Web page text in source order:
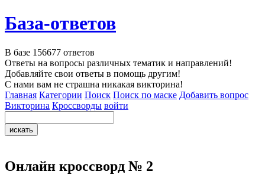
База-ответов
В базе 156677 ответов
Ответы на вопросы различных тематик и направлений!
Добавляйте свои ответы в помощь другим!
С нами вам не страшна никакая викторина!
Главная Категории Поиск Поиск по маске Добавить вопрос
Викторина Кроссворды войти
Онлайн кроссворд № 2